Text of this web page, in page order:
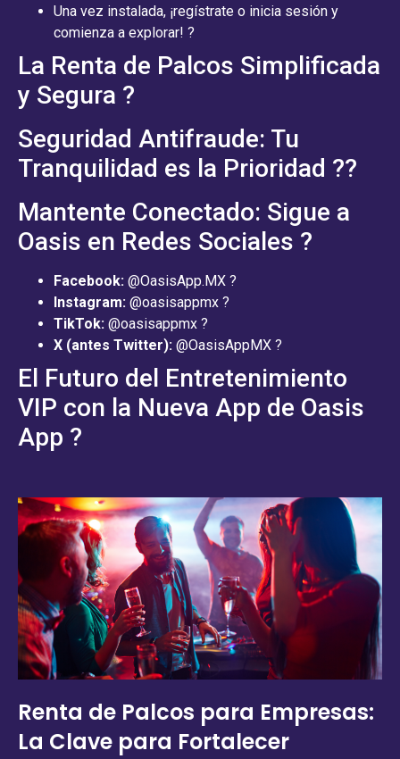
Una vez instalada, ¡regístrate o inicia sesión y
comienza a explorar! ?
La Renta de Palcos Simplificada
y Segura ?
Seguridad Antifraude: Tu
Tranquilidad es la Prioridad ??
Mantente Conectado: Sigue a
Oasis en Redes Sociales ?
Facebook: @OasisApp.MX ?
Instagram: @oasisappmx ?
TikTok: @oasisappmx ?
X (antes Twitter): @OasisAppMX ?
El Futuro del Entretenimiento
VIP con la Nueva App de Oasis
App ?
Renta de Palcos para Empresas:
La Clave para Fortalecer